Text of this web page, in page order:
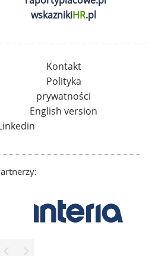
wskaznikiHR.pl
Kontakt
Polityka
prywatności
English version